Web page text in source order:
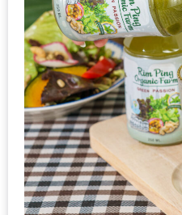
อ้วน
ชวน
หิว
เจ้าของ
ร้าน
แนะนำ
ร้าน
เพื่อน